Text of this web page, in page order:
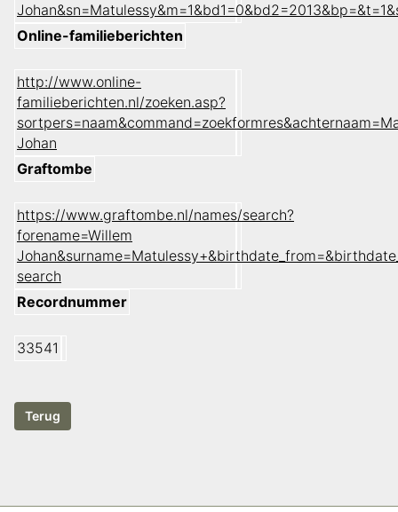
Online-familieberichten
http://www.online-
familieberichten.nl/zoeken.asp?
Johan
Graftombe
https://www.graftombe.nl/names/search?
forename=Willem
search
Recordnummer
33541